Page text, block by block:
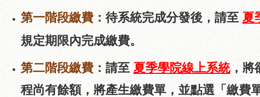
第一階段繳費 ： 待系統完成分發後，請至 夏
規定期限內完成繳費。
第二階段繳費 ： 請至 夏季學院線上系統，將
程尚有餘額，將產生繳費單，並點選「繳費